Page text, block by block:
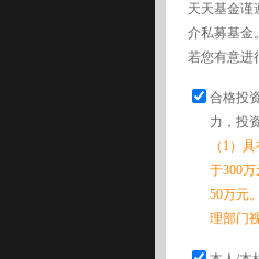
天天基金谨
介私募基金。
若您有意进
合格投
力，投
（1）
于300
50万元
理部门